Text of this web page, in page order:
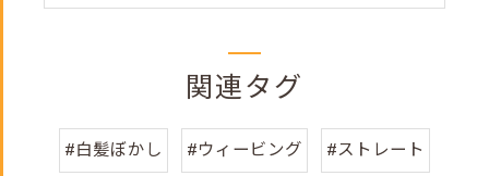
関連タグ
#白髪ぼかし #ウィービング #ストレート